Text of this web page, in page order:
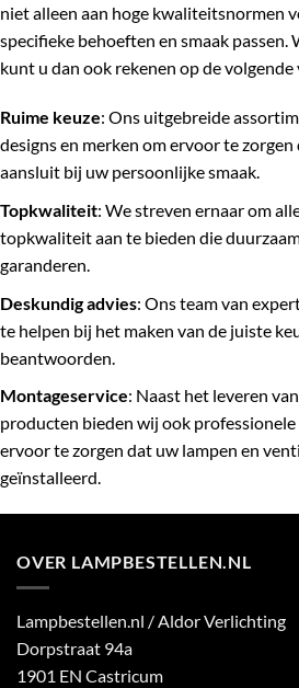
niet alleen aan hoge kwaliteitsnormen
specifieke behoeften en smaak passen.
kunt u dan ook rekenen op de
Ruime keuze: Ons uitgebreide
designs en merken om ervoor te
aansluit bij uw persoonlijke smaak.
Topkwaliteit: We streven ernaar om
topkwaliteit aan te bieden die
garanderen.
Deskundig advies: Ons team van
te helpen bij het maken van de juiste
beantwoorden.
Montageservice: Naast het leveren
producten bieden wij ook professionele
ervoor te zorgen dat uw lampen en
geïnstalleerd.
OVER LAMPBESTELLEN.NL
Lampbestellen.nl / Aldor Verlichting
Dorpstraat 94a
1901 EN Castricum